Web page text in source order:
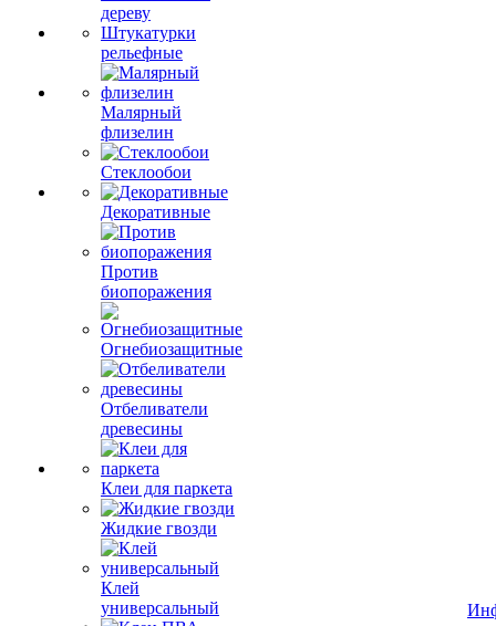
дереву
Штукатурки
рельефные
Малярный
флизелин
Стеклообои
Декоративные
Против
биопоражения
Огнебиозащитные
Отбеливатели
древесины
Клеи для паркета
Жидкие гвозди
Клей
универсальный